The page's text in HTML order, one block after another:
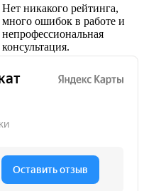
Нет никакого рейтинга,
много ошибок в работе и
непрофессиональная
консультация.